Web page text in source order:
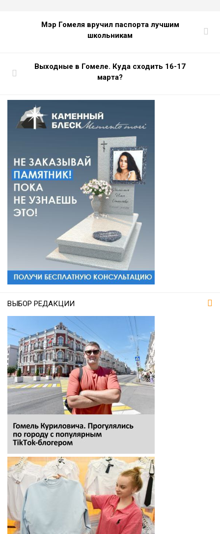
Мэр Гомеля вручил паспорта лучшим
школьникам
Выходные в Гомеле. Куда сходить 16-17
марта?
ВЫБОР РЕДАКЦИИ